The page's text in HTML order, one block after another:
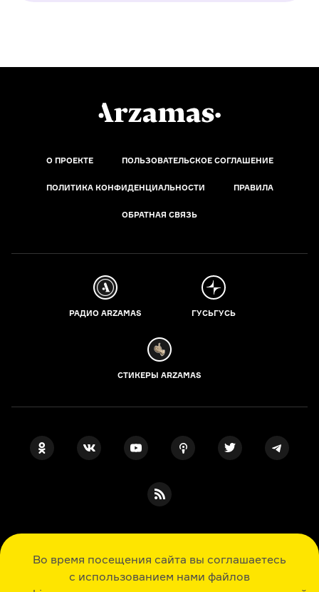
Во время посещения сайта вы соглашаетесь
с использованием нами файлов
О ПРОЕКТЕ ПОЛЬЗОВАТЕЛЬСКОЕ СОГЛАШЕНИЕ
ПОЛИТИКА КОНФИДЕНЦИАЛЬНОСТИ ПРАВИЛА
ОБРАТНАЯ СВЯЗЬ
РАДИО ARZAMAS ГУСЬГУСЬ
СТИКЕРЫ ARZAMAS